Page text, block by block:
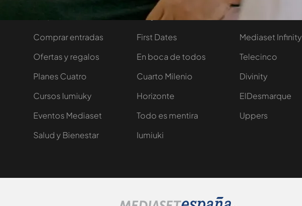
Comprar entradas
Ofertas y regalos
Planes Cuatro
Cursos Iumiuky
Eventos Mediaset
Salud y Bienestar
Programas
First Dates
En boca de todos
Cuarto Milenio
Horizonte
Todo es mentira
Iumiuki
Mediaset Infinity
Telecinco
Divinity
ElDesmarque
Uppers